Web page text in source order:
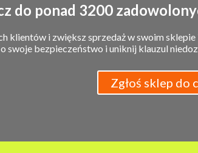
do ponad 3200
klientów i zwiększ sprzedaż w swoim
swoje bezpieczeństwo i uniknij klauzul
Zgłoś sklep do